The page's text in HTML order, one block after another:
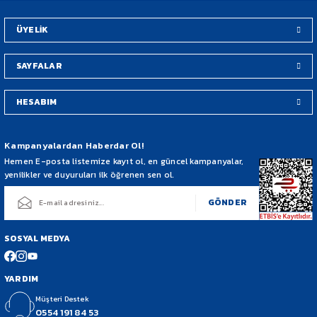
Bu ürüne benzer farklı alternatifler olmalı.
ÜYELİK
SAYFALAR
HESABIM
Kampanyalardan Haberdar Ol!
Hemen E-posta listemize kayıt ol, en güncel kampanyalar,
yenilikler ve duyuruları ilk öğrenen sen ol.
GÖNDER
SOSYAL MEDYA
YARDIM
Müşteri Destek
0554 191 84 53